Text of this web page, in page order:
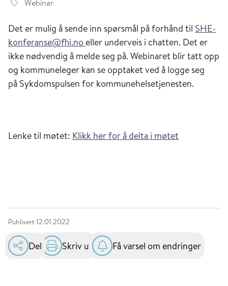
Webinar
Det er mulig å sende inn spørsmål på forhånd til SHE-
konferanse@fhi.no eller underveis i chatten. Det er
ikke nødvendig å melde seg på. Webinaret blir tatt opp
og kommuneleger kan se opptaket ved å logge seg
på Sykdomspulsen for kommunehelsetjenesten.
Lenke til møtet: Klikk her for å delta i møtet
Publisert12.01.2022
Del Skriv ut Få varsel om endringer